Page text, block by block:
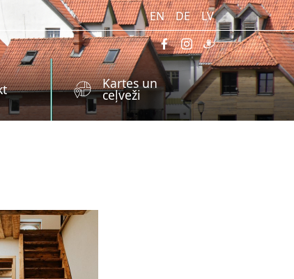
EN DE
LV
Kartes un
ceļveži